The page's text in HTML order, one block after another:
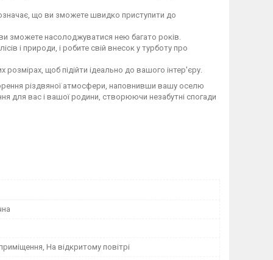
що ви зможете швидко приступити до
зможете насолоджуватися нею багато років.
і природи, і робите свій внесок у турботу про
щоб підійти ідеально до вашого інтер'єру.
різдвяної атмосфери, наповнивши вашу оселю
для вас і вашої родини, створюючи незабутні спогади
На відкритому повітрі